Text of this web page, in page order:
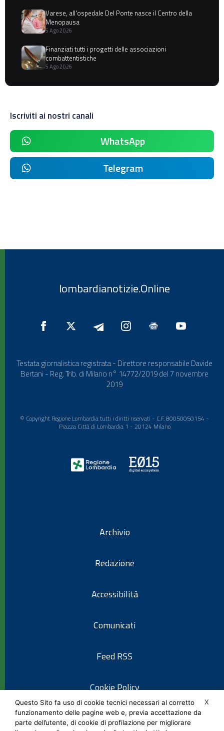
Varese, all'ospedale Del Ponte nasce il Centro della
Menopausa
5 Ago 2026
Finanziati tutti i progetti delle associazioni
combattentistiche
5 Ago 2026
Iscriviti ai nostri canali
WhatsApp
Telegram
lombardianotizie.Online
Testata giornalistica registrata - Direttore responsabile Davide
Bertani - Reg. Trib. di Milano n° 14772/2019 del 7 novembre
2019
© Copyright Regione Lombardia tutti i diritti riservati - C.F. 80050050154 -
Piazza Città di Lombardia 1 - 20124 Milano
Archivio
Redazione
Accessibilità
Comunicati
Feed RSS
Cookie Policy
Informativa privacy
X
Questo Sito fa uso di cookie tecnici necessari al corretto
funzionamento delle pagine web e, previa accettazione da
parte dell’utente, di cookie di profilazione per migliorare